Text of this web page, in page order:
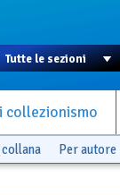
collezionismo
Per autore